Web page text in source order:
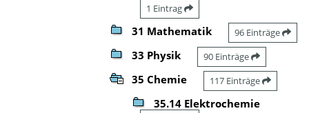
1 Eintrag
31 Mathematik 96 Einträge
33 Physik 90 Einträge
35 Chemie 117 Einträge
35.14 Elektrochemie